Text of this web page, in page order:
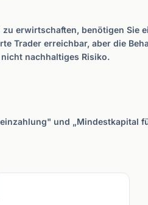
erwirtschaften, benötigen Sie
Trader erreichbar, aber die
nachhaltiges Risiko.
und